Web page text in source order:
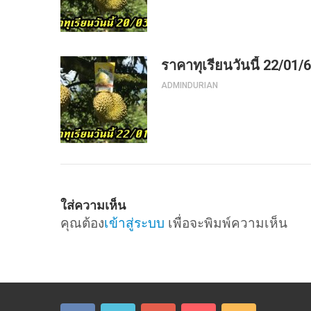
ราคาทุเรียนวันนี้ 22/01/
ADMINDURIAN
ใส่ความเห็น
คุณต้องเข้าสู่ระบบ เพื่อจะพิมพ์ความเห็น